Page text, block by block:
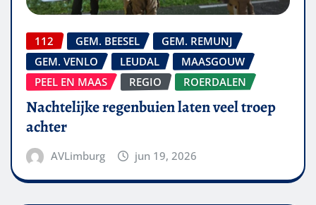
112 GEM. BEESEL
GEM. REMUNJ
GEM. VENLO
LEUDAL
MAASGOUW
PEEL EN MAAS
REGIO ROERDALEN
Nachtelijke regenbuien laten veel troep
achter
AVLimburg jun 19, 2026